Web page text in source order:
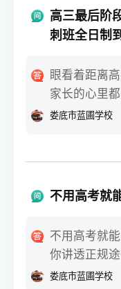
能报本省的
定要记牢。
能选湖南省
的本科、专
所学校都可
可的，没区
录，多一次
干高考。总
明星学校、
搞懂单招和
有多高？对
说，大家听
一年逆袭了
复读一年一
掉所有机构
话，把不同
看，原本分
效果通常非
读一年平均
础实在太差
高三最后阶
刺班全日制
眼看着距离
家长的心里
分数卡在本
原学校熬着
于零基础的
是：这种高
能不能帮孩
大钱还耽误
娄底市蓝圃学校
不用高考就
不用高考就
你讲透正规
有，但得走
娄底市蓝圃学校